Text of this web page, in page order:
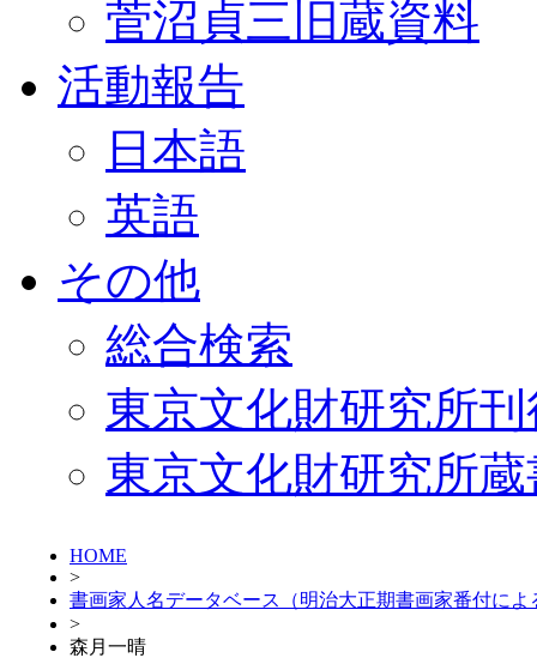
菅沼貞三旧蔵資料
活動報告
日本語
英語
その他
総合検索
東京文化財研究所
東京文化財研究所
HOME
>
書画家人名データベース（明治大正期書画家番付によ
>
森月一晴